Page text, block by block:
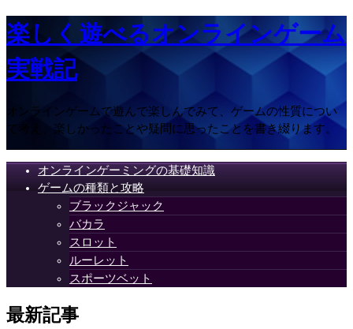
楽しく遊べるオンラインゲーム
実戦記
オンラインゲームで遊んで楽しんでみて、ゲームの性質につい
て考え、楽しかったことや疑問に思ったことを書き綴ります。
オンラインゲーミングの基礎知識
ゲームの種類と攻略
ブラックジャック
バカラ
スロット
ルーレット
スポーツベット
最新記事